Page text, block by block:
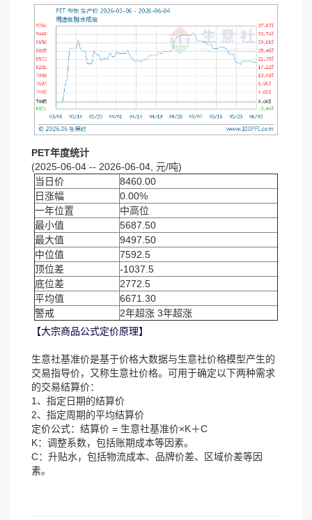
PET年度统计
(2025-06-04 -- 2026-06-04, 元/吨)
当日价
8460.00
日涨幅
0.00%
一年位置
中高位
最小值
5687.50
最大值
9497.50
中位值
7592.5
顶位差
-1037.5
底位差
2772.5
平均值
6671.30
警戒
2年超涨 3年超涨
【大宗商品公式定价原理】
生意社基准价是基于价格大数据与生意社价格模型产生的
交易指导价，又称生意社价格。可用于确定以下两种需求
的交易结算价：
1、指定日期的结算价
2、指定周期的平均结算价
定价公式：结算价 = 生意社基准价×K＋C
K：调整系数，包括账期成本等因素。
C：升贴水，包括物流成本、品牌价差、区域价差等因
素。